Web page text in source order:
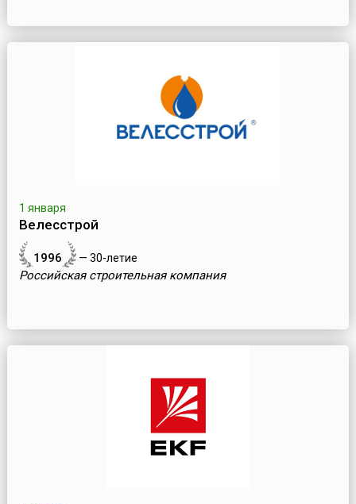
1 января
Велесстрой
1996 — 30-летие
Российская строительная компания